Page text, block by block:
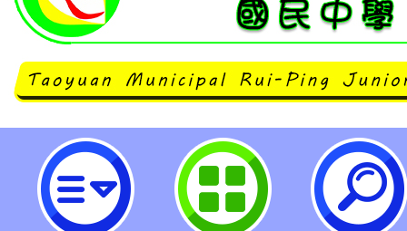
「PBL-STEMAICT跨域統整智慧
之「AICT運算思維教育基地基地
跨域統整教育基地學校」招募說明